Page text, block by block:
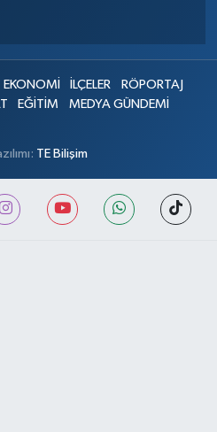
EKONOMİ İLÇELER
RÖPORTAJ
EĞİTİM MEDYA GÜNDEMİ
TE Bilişim